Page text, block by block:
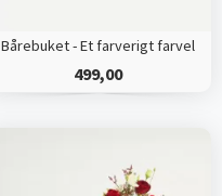
Bårebuket - Et farverigt farvel
499,00